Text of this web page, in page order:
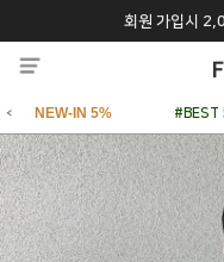
회원 가입시
추석 특별 할인 10~
NEW-IN 5% #BEST